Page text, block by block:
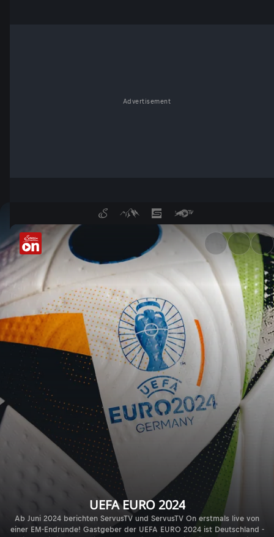
Advertisement
UEFA EURO 2024 im
UEFA EURO 2024
Ab Juni 2024 berichten ServusTV und ServusTV On erstmals live von
einer EM-Endrunde! Gastgeber der UEFA EURO 2024 ist Deutschland -